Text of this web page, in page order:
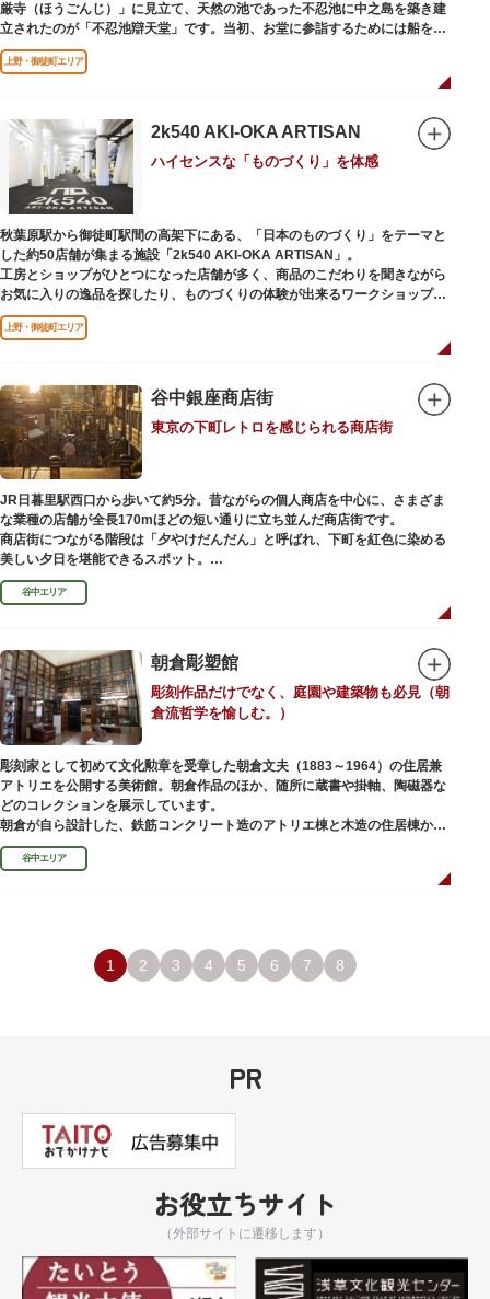
厳寺（ほうごんじ）」に見立て、天然の池であった不忍池に中之島を築き建
立されたのが「不忍池辯天堂」です。当初、お堂に参詣するためには船を使
用していましたが、参詣者が増えたことから橋がかけられました。不忍池の
どこからでも参拝できるように、八角形の建物になったと言われ、7月から8
ご本尊である辯才天は、音楽と芸能の守り神として広く信仰され、
「辯”財”天」とも書くことから、金運上昇といったご利益もあると言われて
います。辯才天は琵琶を持った姿で知られていますが、不忍池辯天堂の辯才
天は、8本の腕に煩悩を破壊する武器をお持ちになっている「八臂辯才天
（はっぴべんざいてん）」。9月に行われる「巳成金（みなるかね）大祭」
で目にすることができます。
不忍池辯天堂には、豊臣秀吉公が大切にしていたという伝説のある、谷中七
福神とは別の「大黒天」も祀られています。
上野・御徒町エリア
2k540 AKI-OKA ARTISAN
ハイセンスな「ものづくり」を体感
秋葉原駅から御徒町駅間の高架下にある、「日本のものづくり」をテーマと
した約50店舗が集まる施設「2k540 AKI-OKA ARTISAN」。
工房とショップがひとつになった店舗が多く、商品のこだわりを聞きながら
お気に入りの逸品を探したり、ものづくりの体験が出来るワークショップに
参加して自分だけのオリジナル商品を作ったり、クリエイターと直接コミュ
ニケーションをとりながらのショッピングが楽しめます。飲食店もあるので
ないぬくもりと、新しいデザインの商品に出会うことができます。
名前の由来は、東京駅から2k540m付近にあることから「2k540」、秋葉原
駅（AKIHABARA）と御徒町駅（OKACHIMACHI）の間にあるという造語
「AKI-OKA」、フランス語で「職人」を意味する「ARTISAN」を組み合わ
せたもの。
施設周辺は、江戸の文化を伝える伝統工芸職人の街だったという背景もあ
り、現在もジュエリーや皮製品を扱うお店が多く、高いセンスとクオリティ
をもった店舗が集結しています。
上野・御徒町エリア
谷中銀座商店街
東京の下町レトロを感じられる商店街
JR日暮里駅西口から歩いて約5分。昔ながらの個人商店を中心に、さまざま
な業種の店舗が全長170mほどの短い通りに立ち並んだ商店街です。
商店街につながる階段は「夕やけだんだん」と呼ばれ、下町を紅色に染める
美しい夕日を堪能できるスポット。
谷中銀座商店街は1945年頃に自然発生的に生まれ、現在の近隣型商店街へと
発展。昭和の懐かしい商店街の景観を見ることができます。東京の下町レト
観光客が訪れ、買い物や散策を楽しんでいます。
谷中エリア
朝倉彫塑館
彫刻作品だけでなく、庭園や建築物も必見（朝
倉流哲学を愉しむ。）
彫刻家として初めて文化勲章を受章した朝倉文夫（1883～1964）の住居兼
アトリエを公開する美術館。朝倉作品のほか、随所に蔵書や掛軸、陶磁器な
どのコレクションを展示しています。
朝倉が自ら設計した、鉄筋コンクリート造のアトリエ棟と木造の住居棟から
なる建物は、異なる素材が違和感なく調和しています。広く門戸を開放し弟
子を育成した「朝倉彫塑塾」の教育の場としても使われました。巨石と樹木
が濃密な空間を作り出す「五典の池」を中心とした中庭、日本における屋上
値も感じられる施設です。朝倉の芸術思想の特質である自然観を表す庭園
は、その芸術上・観賞上の価値が評価され、敷地全体が「旧朝倉文夫氏庭
谷中エリア
1 2 3 4 5 6 7 8
PR
お役立ちサイト
（外部サイトに遷移します）